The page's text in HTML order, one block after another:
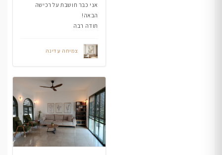
אני כבר חושבת על רכישה
הבאה!
תודה רבה
צמיחה עדינה